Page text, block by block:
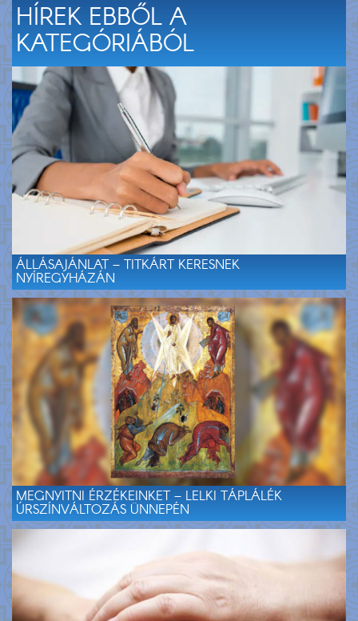
HÍREK EBBŐL A
KATEGÓRIÁBÓL
ÁLLÁSAJÁNLAT – TITKÁRT KERESNEK
NYÍREGYHÁZÁN
MEGNYITNI ÉRZÉKEINKET – LELKI TÁPLÁLÉK
ÚRSZÍNVÁLTOZÁS ÜNNEPÉN